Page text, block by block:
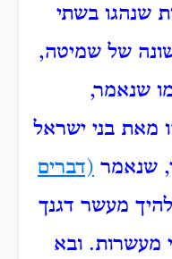
שנהגו בשתי
של שמיטה,
שנאמר,
מאת בני ישראל
שנאמר (דברים
מעשר דגנך
מעשרות. ובא